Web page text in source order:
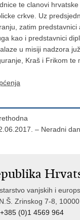
te clanovi
crkve. Uz
zatim
kao i predstavnici
u misiji nadzora
Kraš i Frikom te
– Neradni dan
vanjskih i
Zrinskog 7-8,
+385 (0)1 4569 964